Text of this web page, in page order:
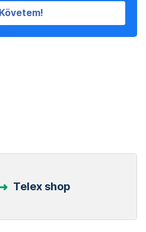
Követem!
Telex shop